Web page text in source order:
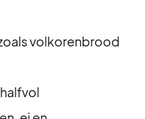
volkorenbrood